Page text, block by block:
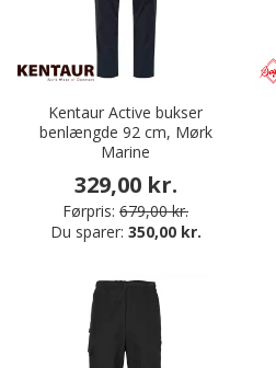
Kentaur Active bukser
benlængde 92 cm, Mørk
Marine
329,00 kr.
Førpris: 679,00 kr.
Du sparer: 350,00 kr.